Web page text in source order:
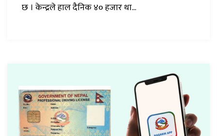
छ । केन्द्रले हाल दैनिक ४० हजार था...